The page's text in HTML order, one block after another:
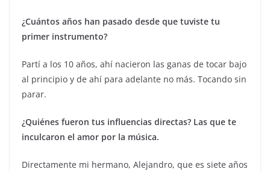
¿Cuántos años han pasado desde que tuviste tu
primer instrumento?
Partí a los 10 años, ahí nacieron las ganas de tocar bajo
al principio y de ahí para adelante no más. Tocando sin
parar.
¿Quiénes fueron tus influencias directas? Las que te
inculcaron el amor por la música.
Directamente mi hermano, Alejandro, que es siete años